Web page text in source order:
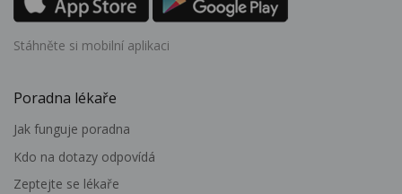
Stáhněte si mobilní aplikaci
Poradna lékaře
Jak funguje poradna
Kdo na dotazy odpovídá
Zeptejte se lékaře